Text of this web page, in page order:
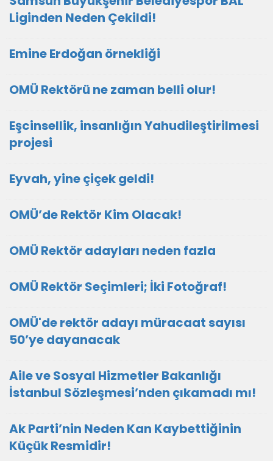
Liginden Neden Çekildi!
Emine Erdoğan örnekliği
OMÜ Rektörü ne zaman belli olur!
Eşcinsellik, insanlığın Yahudileştirilmesi
projesi
Eyvah, yine çiçek geldi!
OMÜ’de Rektör Kim Olacak!
OMÜ Rektör adayları neden fazla
OMÜ Rektör Seçimleri; İki Fotoğraf!
OMÜ'de rektör adayı müracaat sayısı
50’ye dayanacak
Aile ve Sosyal Hizmetler Bakanlığı
İstanbul Sözleşmesi’nden çıkamadı mı!
Ak Parti’nin Neden Kan Kaybettiğinin
Küçük Resmidir!